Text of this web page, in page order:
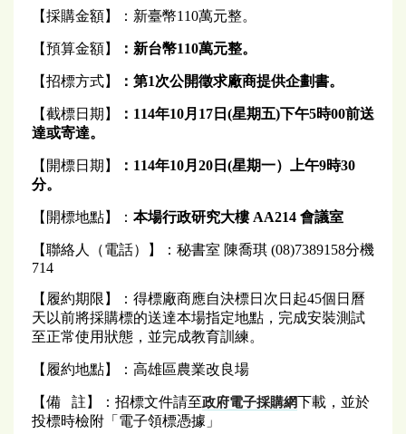
【採購金額】：新臺幣110萬元整。
【預算金額】 ： 新台幣110萬元整。
【招標方式】 ：第1次公開徵求廠商提供企劃書。
【截標日期】 ： 114年10月17日(星期五)下午5時00前送
達或寄達。
【開標日期】 ：114年10月20 日 (星期一）上午9時30
分。
【開標地點】： 本場行政研究大樓 AA214 會議室
【聯絡人（電話）】：秘書室 陳喬琪 (08)7389158分機
714
【履約期限】：得標廠商應自決標日次日起45個日曆
天以前將採購標的送達本場指定地點，完成安裝測試
至正常使用狀態，並完成教育訓練。
【履約地點】：高雄區農業改良場
【備 註】：招標文件請至政府電子採購網下載，並於
投標時檢附「電子領標憑據」